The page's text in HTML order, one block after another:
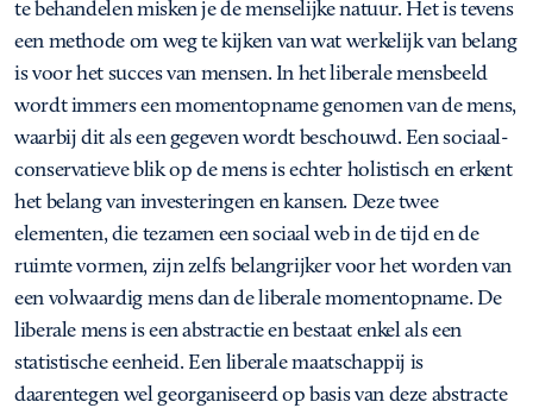
te behandelen misken je de menselijke natuur. Het is tevens
een methode om weg te kijken van wat werkelijk van belang
is voor het succes van mensen. In het liberale mensbeeld
wordt immers een momentopname genomen van de mens,
waarbij dit als een gegeven wordt beschouwd. Een sociaal-
conservatieve blik op de mens is echter holistisch en erkent
het belang van investeringen en kansen. Deze twee
elementen, die tezamen een sociaal web in de tijd en de
ruimte vormen, zijn zelfs belangrijker voor het worden van
een volwaardig mens dan de liberale momentopname. De
liberale mens is een abstractie en bestaat enkel als een
statistische eenheid. Een liberale maatschappij is
daarentegen wel georganiseerd op basis van deze abstracte